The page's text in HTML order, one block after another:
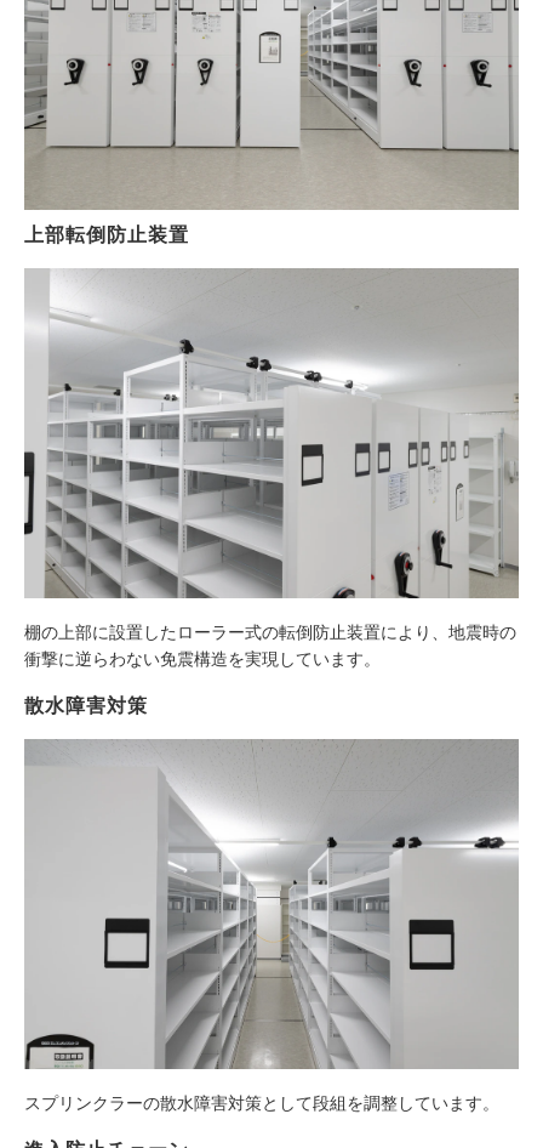
上部転倒防止装置
棚の上部に設置したローラー式の転倒防止装置により、地震時の
衝撃に逆らわない免震構造を実現しています。
散水障害対策
スプリンクラーの散水障害対策として段組を調整しています。